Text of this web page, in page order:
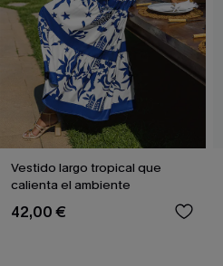
Vestido largo tropical que
calienta el ambiente
42,00 €